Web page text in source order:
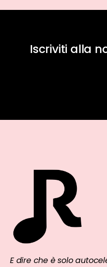
Iscriviti alla
E dire che è solo